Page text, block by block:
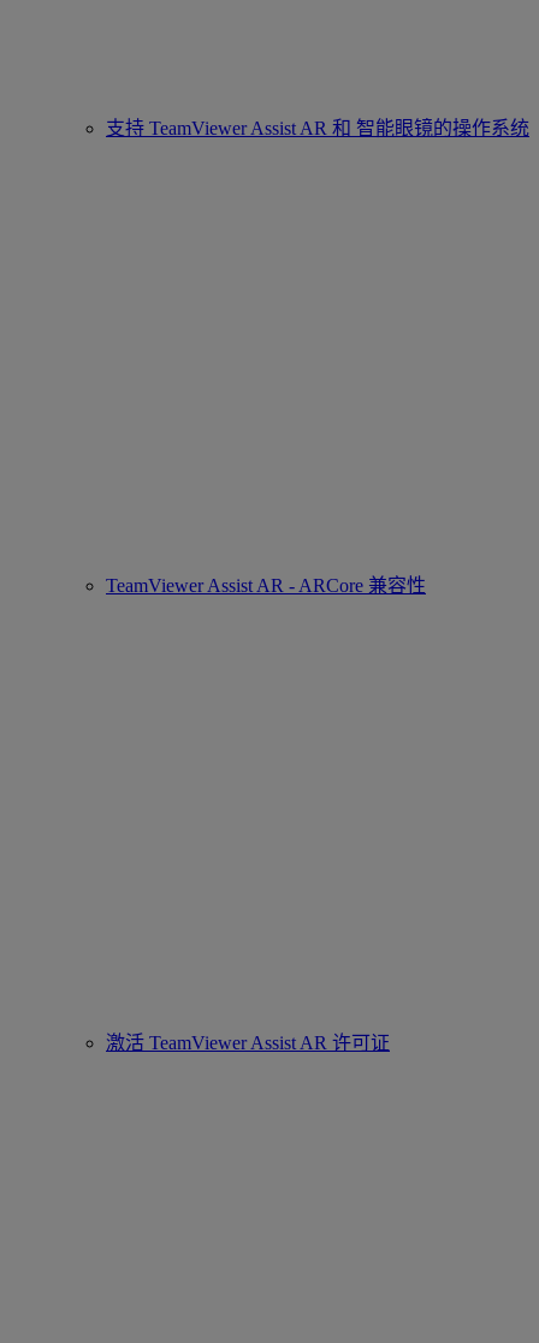
支持 TeamViewer Assist AR 和 智能眼镜的操作系统
TeamViewer Assist AR - ARCore 兼容性
激活 TeamViewer Assist AR 许可证